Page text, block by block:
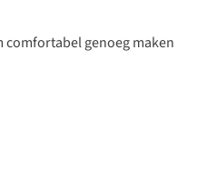
comfortabel genoeg maken